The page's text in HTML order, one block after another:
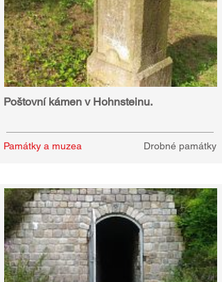
Poštovní kámen v Hohnsteinu.
Památky a muzea Drobné památky